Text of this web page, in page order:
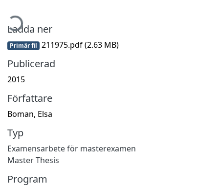
Ladda ner
Primär fil 211975.pdf(2.63 MB)
Publicerad
2015
Författare
Boman, Elsa
Typ
Examensarbete för masterexamen
Master Thesis
Program